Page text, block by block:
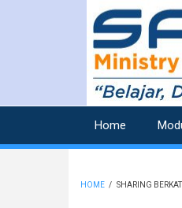
Home
HOME / SHARING